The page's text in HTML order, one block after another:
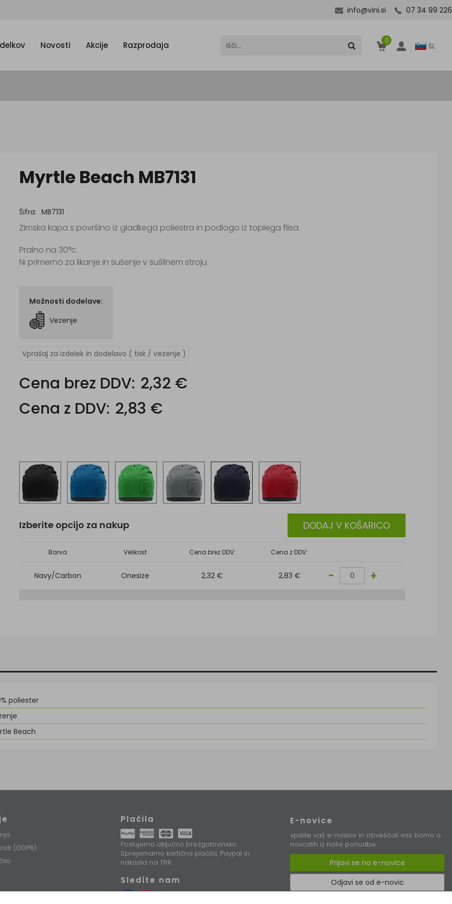
info@vini.si 07 34 99 226
Novosti Akcije Razprodaja 0
SL
Myrtle Beach MB7131
Šifra: MB7131
Zimska kapa s površino iz gladkega poliestra in podlogo iz toplega flisa.
Pralno na 30°c.
Ni primerno za likanje in sušenje v sušilnem stroju.
Možnosti dodelave:
Vezenje
Vprašaj za izdelek in dodelavo ( tisk / vezenje )
Cena brez DDV: 2,32 €
Cena z DDV: 2,83 €
Izberite opcijo za nakup DODAJ V KOŠARICO
Barva Velikost Cena brez DDV: Cena z DDV:
Navy/Carbon Onesize 2,32 € 2,83 € - +
poliester
Beach
(GDPR)
Plačila
Poslujemo izključno brezgotovinsko.
Sprejemamo kartična plačila, Paypal in
nakazila na TRR.
Sledite nam
E-novice
vpišite vaš e-naslov in obveščali vas bomo o
novostih iz naše ponudbe
Prijavi se na e-novice
Odjavi se od e-novic